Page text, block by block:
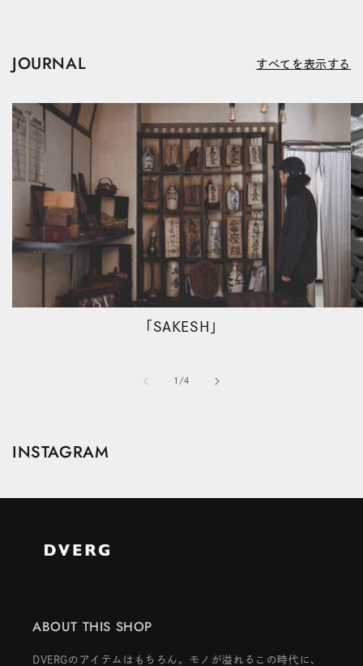
JOURNAL すべてを表示する
「SAKESH」
1 /の
4
INSTAGRAM
ABOUT THIS SHOP
DVERGのアイテムはもちろん。モノが溢れるこの時代に、